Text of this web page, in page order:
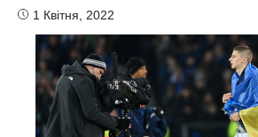
1 Квітня, 2022